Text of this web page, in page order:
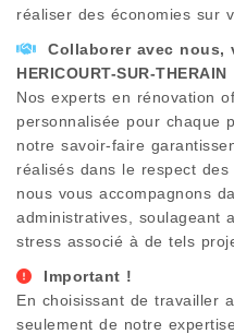
réaliser des économies sur
Collaborer avec
HERICOURT-SUR-THERAIN
Nos experts en rénovation
personnalisée pour chaque
notre savoir-faire
réalisés dans le respect
nous vous accompagnons
administratives, soulageant
stress associé à de tels
Important !
En choisissant de travailler
seulement de notre